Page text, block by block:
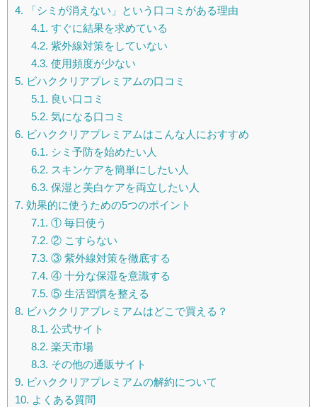
4. 「シミが消えない」という口コミがある理由
4.1. すぐに結果を求めている
4.2. 紫外線対策をしていない
4.3. 使用頻度が少ない
5. ビハククリアプレミアムの口コミ
5.1. 良い口コミ
5.2. 気になる口コミ
6. ビハククリアプレミアムはこんな人におすすめ
6.1. シミ予防を始めたい人
6.2. スキンケアを簡単にしたい人
6.3. 保湿と美白ケアを両立したい人
7. 効果的に使うための5つのポイント
7.1. ① 毎日使う
7.2. ② こすらない
7.3. ③ 紫外線対策を徹底する
7.4. ④ 十分な保湿を意識する
7.5. ⑤ 生活習慣を整える
8. ビハククリアプレミアムはどこで買える？
8.1. 公式サイト
8.2. 楽天市場
8.3. その他の通販サイト
9. ビハククリアプレミアムの解約について
10. よくある質問